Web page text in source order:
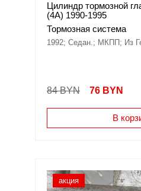
Цилиндр тормозной
(4A) 1990-1995
Тормозная система
1992; Седан.; МКПП; Из
84 BYN 76 BYN
В
акция